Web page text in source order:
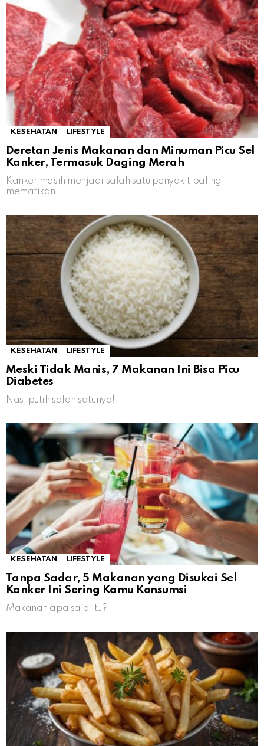
KESEHATAN LIFESTYLE
Deretan Jenis Makanan dan Minuman Picu Sel
Kanker, Termasuk Daging Merah
Kanker masih menjadi salah satu penyakit paling
mematikan
KESEHATAN LIFESTYLE
Meski Tidak Manis, 7 Makanan Ini Bisa Picu
Diabetes
Nasi putih salah satunya!
KESEHATAN LIFESTYLE
Tanpa Sadar, 5 Makanan yang Disukai Sel
Kanker Ini Sering Kamu Konsumsi
Makanan apa saja itu?